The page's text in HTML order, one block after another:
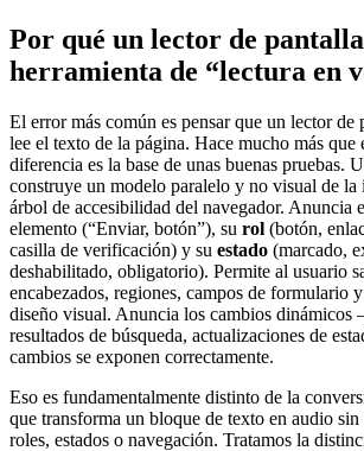
Por qué un lector de
herramienta de “lectura en
El error más común es pensar que un lector de
lee el texto de la página. Hace mucho más que
diferencia es la base de unas buenas pruebas.
construye un modelo paralelo y no visual de la
árbol de accesibilidad del navegador. Anuncia
elemento (“Enviar, botón”), su rol (botón,
casilla de verificación) y su estado (marcado,
deshabilitado, obligatorio). Permite al usuario
encabezados, regiones, campos de formulario
diseño visual. Anuncia los cambios dinámicos
resultados de búsqueda, actualizaciones de
cambios se exponen correctamente.
Eso es fundamentalmente distinto de la
que transforma un bloque de texto en audio
roles, estados o navegación. Tratamos la